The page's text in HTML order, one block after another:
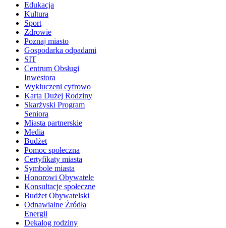
Edukacja
Kultura
Sport
Zdrowie
Poznaj miasto
Gospodarka odpadami
SIT
Centrum Obsługi
Inwestora
Wykluczeni cyfrowo
Karta Dużej Rodziny
Skarżyski Program
Seniora
Miasta partnerskie
Media
Budżet
Pomoc społeczna
Certyfikaty miasta
Symbole miasta
Honorowi Obywatele
Konsultacje społeczne
Budżet Obywatelski
Odnawialne Źródła
Energii
Dekalog rodziny